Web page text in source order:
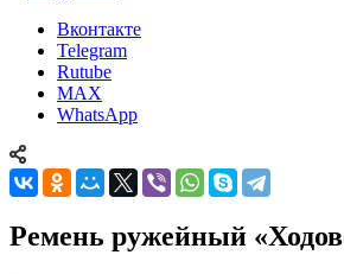
Вконтакте
Telegram
Rutube
MAX
WhatsApp
Ремень ружейный